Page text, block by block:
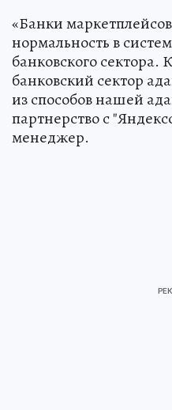
«Банки
нормальность в
банковского сектора.
банковский сектор
из способов нашей
партнерство с
менеджер.